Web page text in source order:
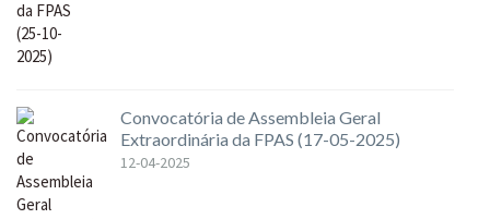
Convocatória de Assembleia Geral
Extraordinária da FPAS (17-05-2025)
12-04-2025